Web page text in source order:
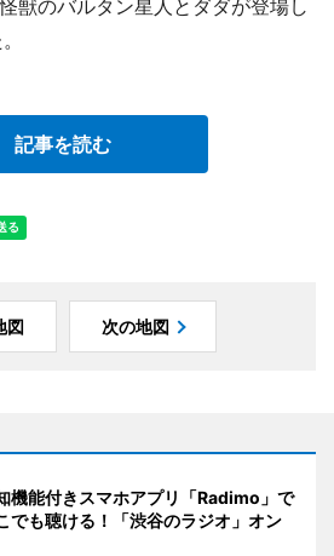
獣のバルタン星人とダダが登場し
記事を読む
図 次の地図
機能付きスマホアプリ「Radimo」で
でも聴ける！「渋谷のラジオ」オン